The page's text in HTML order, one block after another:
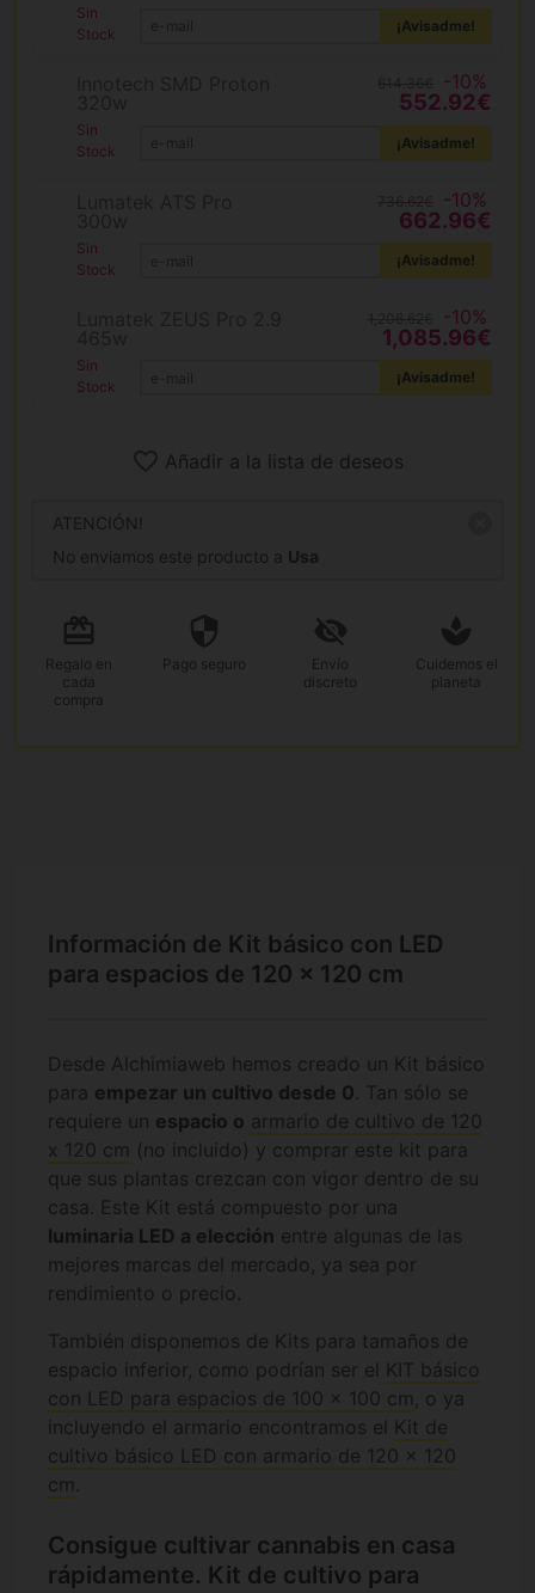
Sin
Stock
¡Avisadme!
-10%
552.92€
Sin
Stock
¡Avisadme!
-10%
662.96€
Sin
Stock
¡Avisadme!
-10%
1,085.96€
Sin
Stock
¡Avisadme!
Añadir a la lista de deseos
ATENCIÓN!
No enviamos este producto a Usa
Regalo en
cada
compra
Pago seguro
Envío
discreto
Cuidemos el
planeta
Información de Kit básico con LED
para espacios de 120 x 120 cm
Desde Alchimiaweb hemos creado un Kit básico
para empezar un cultivo desde 0. Tan sólo se
requiere un espacio o armario de cultivo de 120
x 120 cm (no incluido) y comprar este kit para
que sus plantas crezcan con vigor dentro de su
casa. Este Kit está compuesto por una
luminaria LED a elección entre algunas de las
mejores marcas del mercado, ya sea por
rendimiento o precio.
También disponemos de Kits para tamaños de
espacio inferior, como podrían ser el KIT básico
con LED para espacios de 100 x 100 cm , o ya
incluyendo el armario encontramos el Kit de
cultivo básico LED con armario de 120 x 120
cm .
Consigue cultivar cannabis en casa
rápidamente. Kit de cultivo para